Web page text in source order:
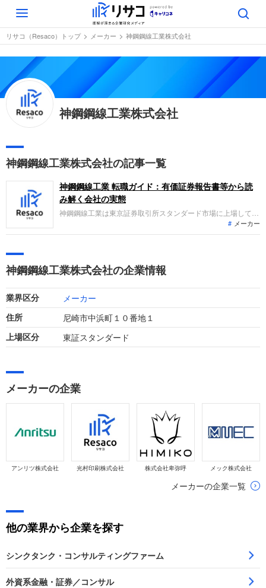
Toggle
navigation
リサコ（Resaco）トップ メーカー 神鋼鋼線工業株式会社
神鋼鋼線工業株式会社
神鋼鋼線工業株式会社の記事一覧
神鋼鋼線工業 転職ガイド：有価証券報告書等から読
み解く会社の実態
神鋼鋼線工業は東京証券取引所スタンダード市場に上場してお
り、特殊鋼線、鋼索、エンジニアリング関連製品の製造および
販売を主力として展開しています。直近の連結業績において
のトレンドとなっています。
メーカー
神鋼鋼線工業株式会社の企業情報
業界区分 メーカー
住所 尼崎市中浜町１０番地１
上場区分 東証スタンダード
メーカーの企業
アンリツ株式会社 光村印刷株式会社 株式会社卑弥呼 メック株式会社
メーカーの企業一覧
他の業界から企業を探す
シンクタンク・コンサルティングファーム
外資系金融・証券／コンサル